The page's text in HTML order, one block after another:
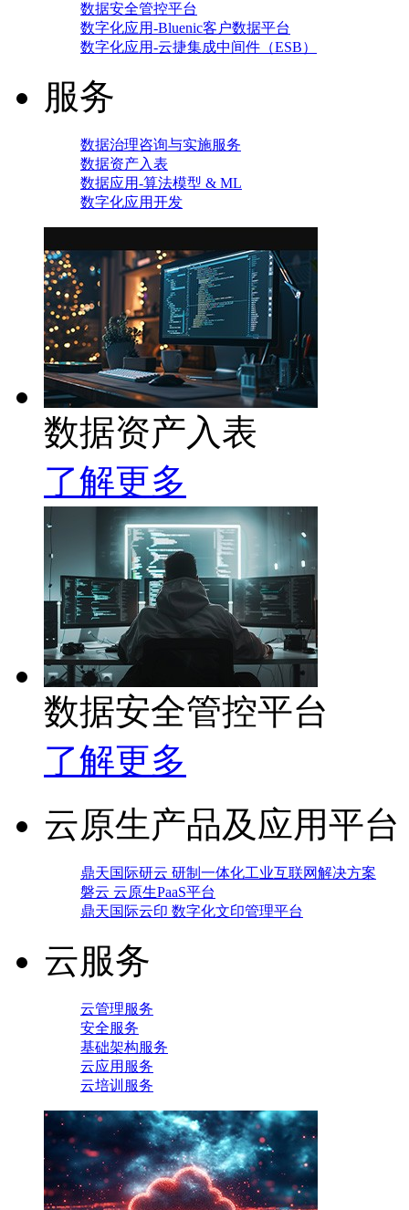
数据安全管控平台
数字化应用-Bluenic客户数据平台
数字化应用-云捷集成中间件（ESB）
服务
数据治理咨询与实施服务
数据资产入表
数据应用-算法模型 & ML
数字化应用开发
数据资产入表
了解更多
数据安全管控平台
了解更多
云原生产品及应用平台
鼎天国际研云 研制一体化工业互联网解决方案
磐云 云原生PaaS平台
鼎天国际云印 数字化文印管理平台
云服务
云管理服务
安全服务
基础架构服务
云应用服务
云培训服务